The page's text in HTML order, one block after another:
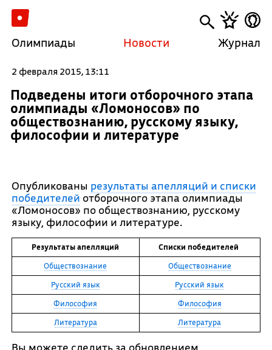
Олимпиады Новости Журнал
2 февраля 2015, 13:11
Подведены итоги отборочного этапа
олимпиады «Ломоносов» по
обществознанию, русскому языку,
философии и литературе
Опубликованы результаты апелляций и списки
победителей отборочного этапа олимпиады
«Ломоносов» по обществознанию, русскому
языку, философии и литературе.
Результаты апелляций Списки победителей
Обществознание Обществознание
Русский язык Русский язык
Философия Философия
Литература Литература